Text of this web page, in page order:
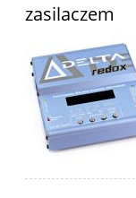
zasilaczem